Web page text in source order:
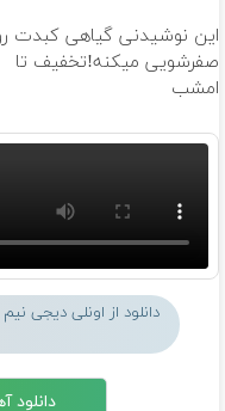
این نوشیدنی گیاهی کبدت
صفرشویی میکنه!تخفیف تا
امشب
دانلود از اونلی دیجی
دانلود